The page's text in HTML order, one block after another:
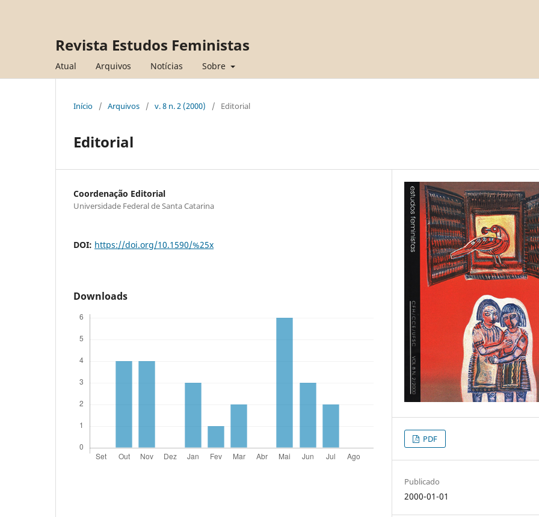
Revista Estudos Feministas
Atual Arquivos Notícias Sobre
Início / Arquivos / v. 8 n. 2 (2000) / Editorial
Editorial
Coordenação Editorial
Universidade Federal de Santa Catarina
DOI: https://doi.org/10.1590/%25x
Downloads
PDF
Publicado
2000-01-01